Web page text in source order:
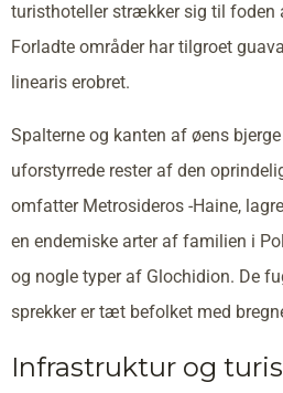
turisthoteller strækker sig til foden
Forladte områder har tilgroet
linearis erobret.
Spalterne og kanten af øens
uforstyrrede rester af den
omfatter Metrosideros -Haine,
en endemiske arter af familien i
og nogle typer af Glochidion. De
sprekker er tæt befolket med
Infrastruktur og